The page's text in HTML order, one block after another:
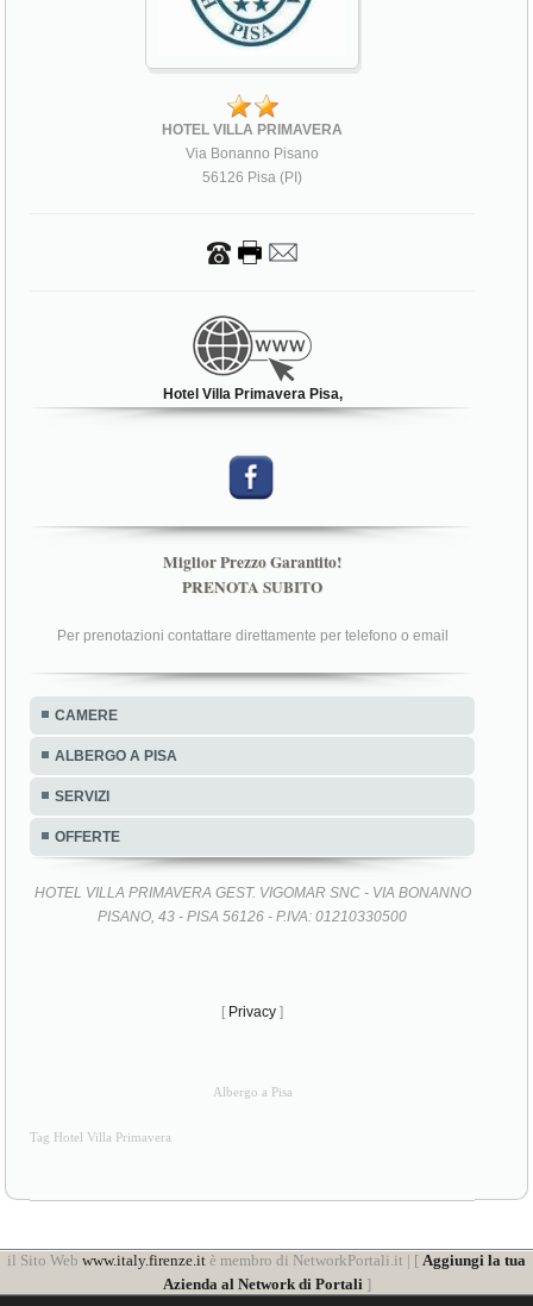
HOTEL VILLA PRIMAVERA
Via Bonanno Pisano
56126 Pisa (PI)
Hotel Villa Primavera Pisa,
Miglior Prezzo Garantito!
PRENOTA SUBITO
Per prenotazioni contattare direttamente per telefono o email
CAMERE
ALBERGO A PISA
SERVIZI
OFFERTE
HOTEL VILLA PRIMAVERA GEST. VIGOMAR SNC - VIA BONANNO
PISANO, 43 - PISA 56126 - P.IVA: 01210330500
[ Privacy ]
Albergo a Pisa
Tag Hotel Villa Primavera
il Sito Web www.italy.firenze.it è membro di NetworkPortali.it | [ Aggiungi la tua
Azienda al Network di Portali ]